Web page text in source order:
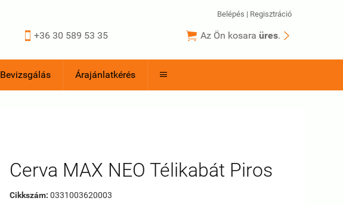
 +36 30 589 53 35  Az Ön kosara üres. 
Belépés | Regisztráció
Árajánlatkérés 
Cerva MAX NEO Télikabát Piros
Cikkszám: 0331003620003